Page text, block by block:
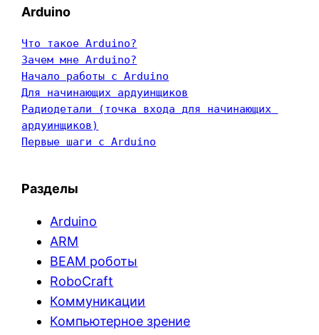
Arduino
Что такое Arduino?
Зачем мне Arduino?
Начало работы с Arduino
Для начинающих ардуинщиков
Радиодетали (точка входа для начинающих
ардуинщиков)
Первые шаги с Arduino
Разделы
Arduino
ARM
BEAM роботы
RoboCraft
Коммуникации
Компьютерное зрение